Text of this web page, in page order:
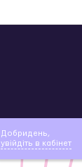
Добридень,
увійдіть в кабінет